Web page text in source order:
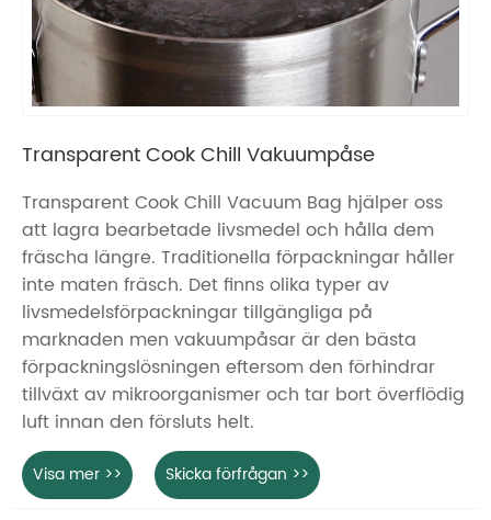
Transparent Cook Chill Vakuumpåse
Transparent Cook Chill Vacuum Bag hjälper oss
att lagra bearbetade livsmedel och hålla dem
fräscha längre. Traditionella förpackningar håller
inte maten fräsch. Det finns olika typer av
livsmedelsförpackningar tillgängliga på
marknaden men vakuumpåsar är den bästa
förpackningslösningen eftersom den förhindrar
tillväxt av mikroorganismer och tar bort överflödig
luft innan den försluts helt.
Visa mer >> Skicka förfrågan >>